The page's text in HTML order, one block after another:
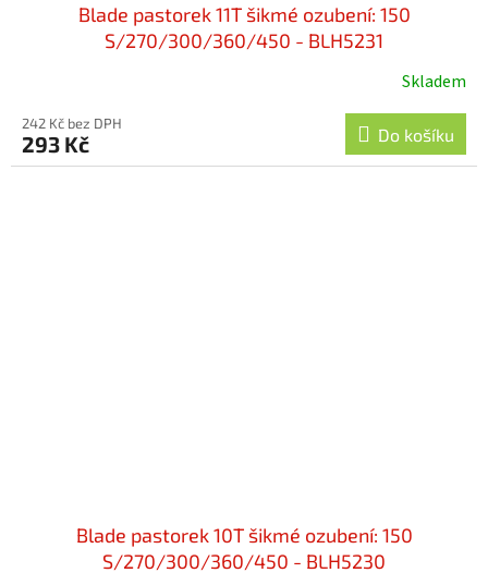
Blade pastorek 11T šikmé ozubení: 150
S/270/300/360/450 - BLH5231
Skladem
242 Kč bez DPH
293 Kč Do košíku
Blade pastorek 10T šikmé ozubení: 150
S/270/300/360/450 - BLH5230